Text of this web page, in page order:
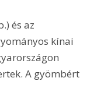
és az
kínai
A gyömbért